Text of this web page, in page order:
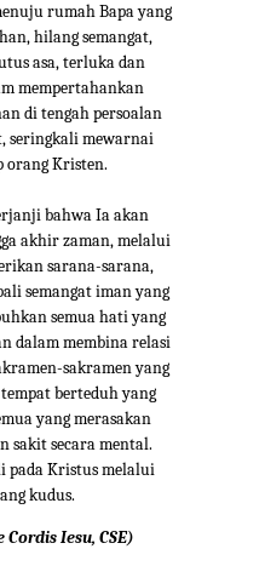
rumah Bapa yang
hilang semangat,
asa, terluka dan
mempertahankan
di tengah persoalan
seringkali mewarnai
orang Kristen.
bahwa Ia akan
akhir zaman, melalui
sarana-sarana,
semangat iman yang
semua hati yang
dalam membina relasi
sakramen yang
berteduh yang
yang merasakan
sakit secara mental.
pada Kristus melalui
kudus.
Iesu, CSE)